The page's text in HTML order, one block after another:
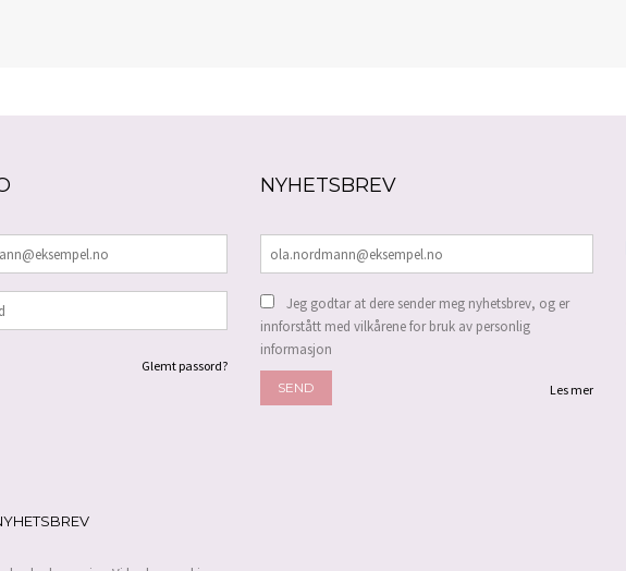
Glemt passord?
NYHETSBREV
Jeg godtar at dere sender meg nyhetsbrev, og er
innforstått med vilkårene for bruk av personlig
informasjon
Les mer